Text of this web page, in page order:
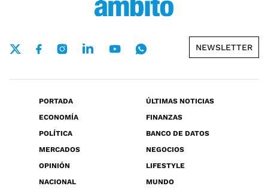
NEWSLETTER
PORTADA
ÚLTIMAS NOTICIAS
ECONOMÍA
FINANZAS
POLÍTICA
BANCO DE DATOS
MERCADOS
NEGOCIOS
OPINIÓN
LIFESTYLE
NACIONAL
MUNDO